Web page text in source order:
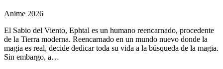
Anime 2026
El Sabio del Viento, Ephtal es un humano reencarnado, procedente
de la Tierra moderna. Reencarnado en un mundo nuevo donde la
magia es real, decide dedicar toda su vida a la búsqueda de la magia.
Sin embargo, a…